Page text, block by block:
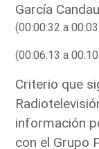
García
(00:00:32 a
(00:06:13 a
Criterio que
información
con el Grupo